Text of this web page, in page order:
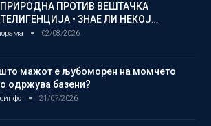
ПРИРОДНА ПРОТИВ ВЕШТАЧКА
• ЗНАЕ ЛИ НЕКОЈ…
02/08/2026
мажот е љубоморен на момчето
одржува базени?
21/07/2026